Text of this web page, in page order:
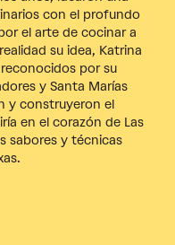
con el profundo
el arte de cocinar a
su idea, Katrina
por su
y Santa Marías
y construyeron el
en el corazón de Las
sabores y técnicas